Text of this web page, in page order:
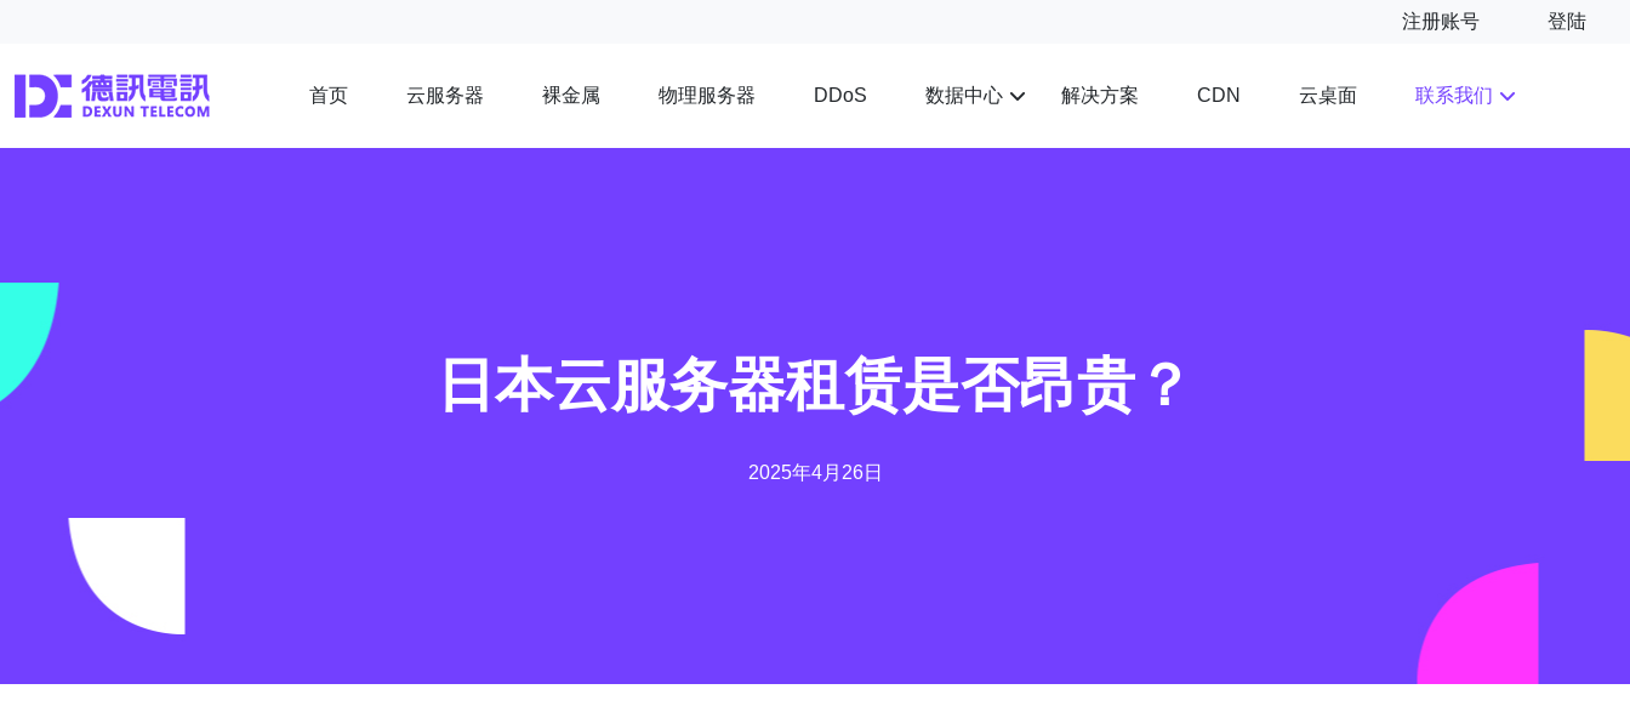
注册账号 登陆
首页 云服务器 裸金属 物理服务器 DDoS 数据中心 解决方案 CDN 云桌面 联系我们
日本云服务器租赁是否昂贵？
2025年4月26日